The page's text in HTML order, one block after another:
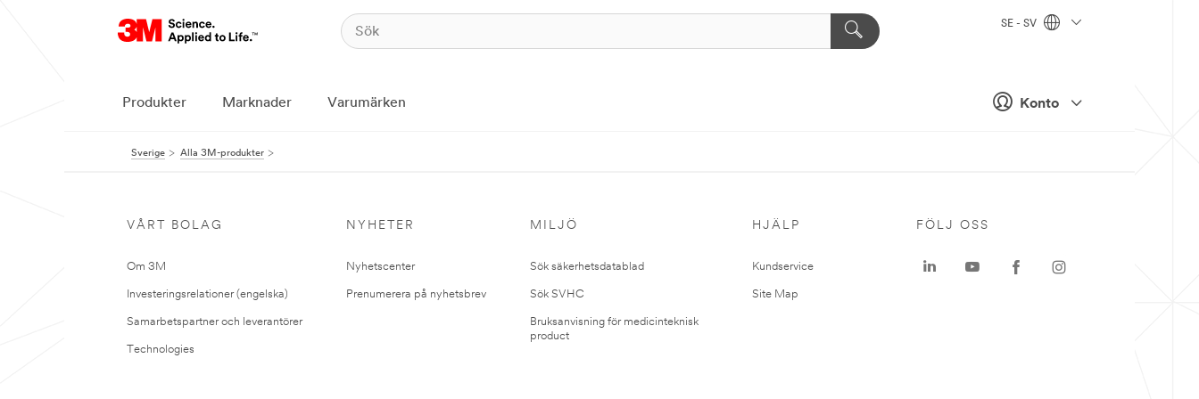
Konto
SE - SV
Produkter Marknader Varumärken
Sverige Alla 3M-produkter
VÅRT BOLAG
Om 3M
Investeringsrelationer (engelska)
Samarbetspartner och leverantörer
Technologies
NYHETER
Nyhetscenter
Prenumerera på nyhetsbrev
MILJÖ
Sök säkerhetsdatablad
Sök SVHC
Bruksanvisning för medicinteknisk
product
HJÄLP
Kundservice
Site Map
FÖLJ OSS